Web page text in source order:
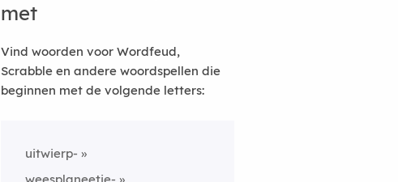
met
Vind woorden voor Wordfeud,
Scrabble en andere woordspellen die
beginnen met de volgende letters:
uitwierp-